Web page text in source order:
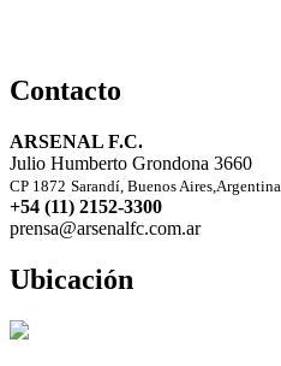
Contacto
ARSENAL F.C.
Julio Humberto Grondona 3660
CP 1872 Sarandí, Buenos Aires,Argentina
+54 (11) 2152-3300
prensa@arsenalfc.com.ar
Ubicación